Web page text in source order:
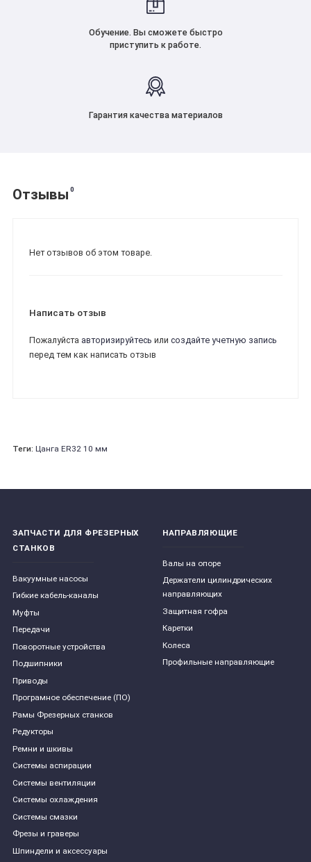
Обучение. Вы сможете быстро
приступить к работе.
Гарантия качества материалов
Отзывы 0
Нет отзывов об этом товаре.
Написать отзыв
Пожалуйста авторизируйтесь или создайте учетную запись
перед тем как написать отзыв
Теги: Цанга ER32 10 мм
ЗАПЧАСТИ ДЛЯ ФРЕЗЕРНЫХ
СТАНКОВ
Вакуумные насосы
Гибкие кабель-каналы
Муфты
Передачи
Поворотные устройства
Подшипники
Приводы
Програмное обеспечение (ПО)
Рамы Фрезерных станков
Редукторы
Ремни и шкивы
Системы аспирации
Системы вентиляции
Системы охлаждения
Системы смазки
Фрезы и граверы
Шпиндели и аксессуары
НАПРАВЛЯЮЩИЕ
Валы на опоре
Держатели цилиндрических
направляющих
Защитная гофра
Каретки
Колеса
Профильные направляющие